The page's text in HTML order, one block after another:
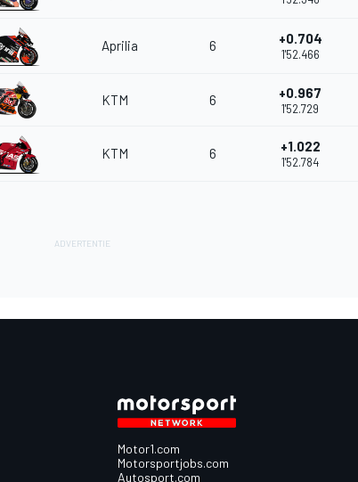
Aprilia 6 +0.704
1'52.466
KTM 6 +0.967
1'52.729
KTM 6 +1.022
1'52.784
Motor1.com
Motorsportjobs.com
Autosport.com